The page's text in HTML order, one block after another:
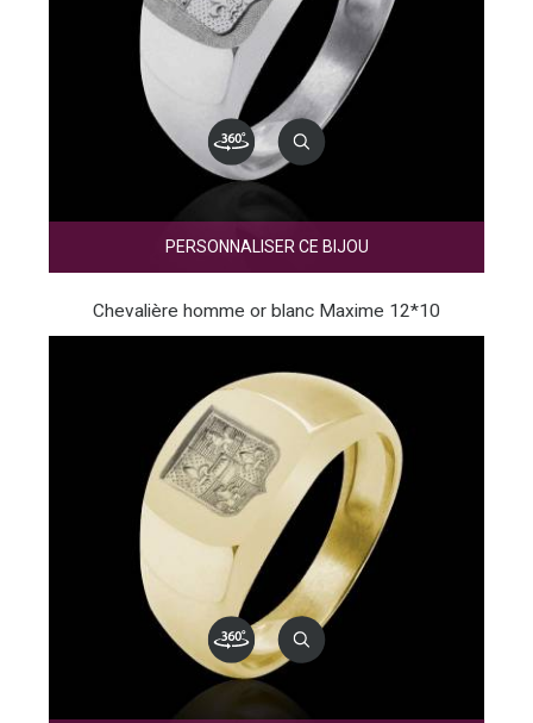
PERSONNALISER CE BIJOU
Chevalière homme or blanc Maxime 12*10